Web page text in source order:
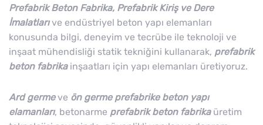
Prefabrik Beton Fabrika, Prefabrik Kiriş ve Dere
İmalatlarıve endüstriyel beton yapı elemanları
konusunda bilgi, deneyim ve tecrübe ile teknoloji ve
inşaat mühendisliği statik tekniğini kullanarak, prefabrik
beton fabrikainşaatları için yapı elemanları üretiyoruz.
Ard germeve ön germe prefabrike beton yapı
elamanları, betonarme prefabrik beton fabrikaüretim